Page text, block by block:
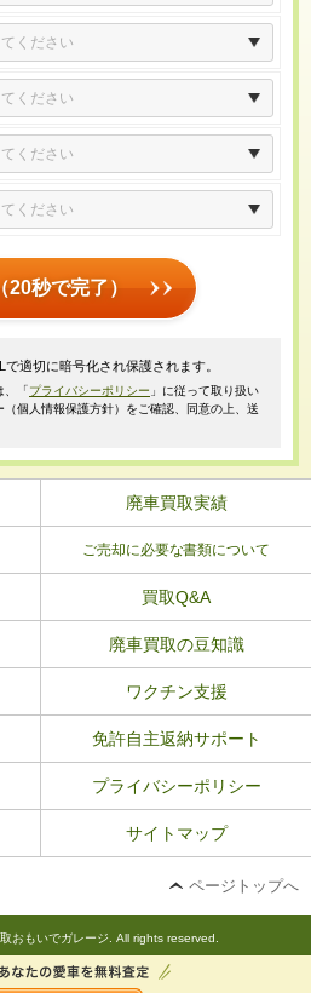
20秒で完了）
適切に暗号化され保護されます。
、「プライバシーポリシー 」に従って取り扱い
個人情報保護方針）をご確認、同意の上、送
廃車買取実績
ご売却に必要な書類について
買取Q&A
廃車買取の豆知識
ワクチン支援
免許自主返納サポート
プライバシーポリシー
サイトマップ
ページトップへ
おもいでガレージ. All rights reserved.